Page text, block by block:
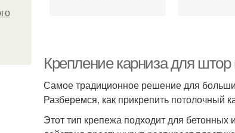
потолочного карниза
Крепление карниза для
Самое традиционное решение для
Разберемся, как прикрепить потолочный
Этот тип крепежа подходит для бетонных